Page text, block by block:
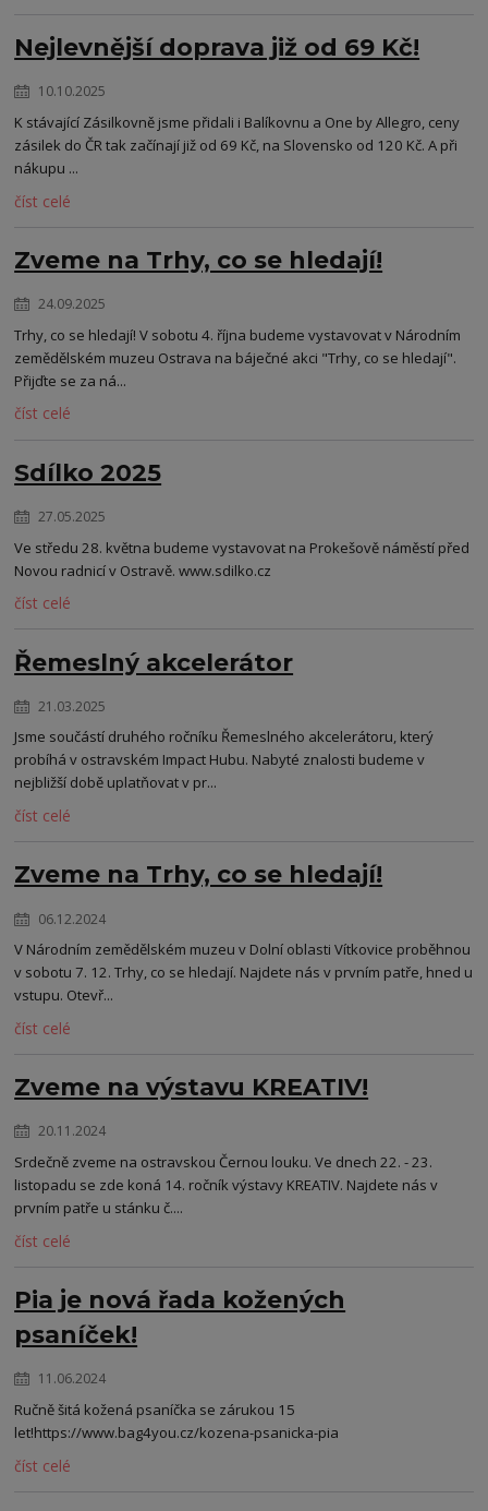
Nejlevnější doprava již od 69 Kč!
10.10.2025
K stávající Zásilkovně jsme přidali i Balíkovnu a One by Allegro, ceny
zásilek do ČR tak začínají již od 69 Kč, na Slovensko od 120 Kč. A při
nákupu ...
číst celé
Zveme na Trhy, co se hledají!
24.09.2025
Trhy, co se hledají! V sobotu 4. října budeme vystavovat v Národním
zemědělském muzeu Ostrava na báječné akci "Trhy, co se hledají".
Přijďte se za ná...
číst celé
Sdílko 2025
27.05.2025
Ve středu 28. května budeme vystavovat na Prokešově náměstí před
Novou radnicí v Ostravě. www.sdilko.cz
číst celé
Řemeslný akcelerátor
21.03.2025
Jsme součástí druhého ročníku Řemeslného akcelerátoru, který
probíhá v ostravském Impact Hubu. Nabyté znalosti budeme v
nejbližší době uplatňovat v pr...
číst celé
Zveme na Trhy, co se hledají!
06.12.2024
V Národním zemědělském muzeu v Dolní oblasti Vítkovice proběhnou
v sobotu 7. 12. Trhy, co se hledají. Najdete nás v prvním patře, hned u
vstupu. Otevř...
číst celé
Zveme na výstavu KREATIV!
20.11.2024
Srdečně zveme na ostravskou Černou louku. Ve dnech 22. - 23.
listopadu se zde koná 14. ročník výstavy KREATIV. Najdete nás v
prvním patře u stánku č....
číst celé
Pia je nová řada kožených
psaníček!
11.06.2024
Ručně šitá kožená psaníčka se zárukou 15
let!https://www.bag4you.cz/kozena-psanicka-pia
číst celé